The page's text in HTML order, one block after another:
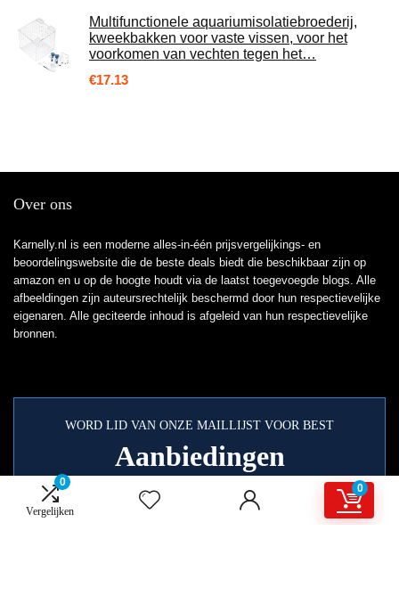
0
Vergelijken
0
Multifunctionele aquariumisolatiebroederij,
kweekbakken voor vaste vissen, voor het
voorkomen van vechten tegen het…
€17.13
Over ons
Karnelly.nl is een moderne alles-in-één prijsvergelijkings- en
beoordelingswebsite die de beste deals biedt die beschikbaar zijn op
amazon en u op de hoogte houdt via de laatst toegevoegde blogs. Alle
afbeeldingen zijn auteursrechtelijk beschermd door hun respectievelijke
eigenaren. Alle geciteerde inhoud is afgeleid van hun respectievelijke
bronnen.
WORD LID VAN ONZE MAILLIJST VOOR BEST
Aanbiedingen